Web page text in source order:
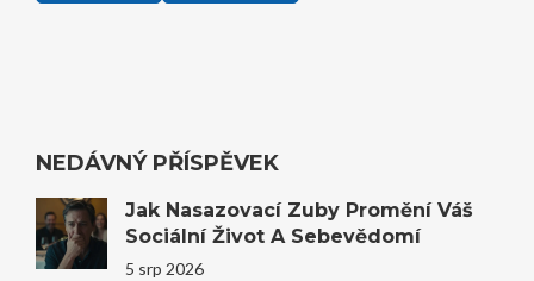
NEDÁVNÝ PŘÍSPĚVEK
Jak Nasazovací Zuby Promění Váš
Sociální Život A Sebevědomí
5 srp 2026